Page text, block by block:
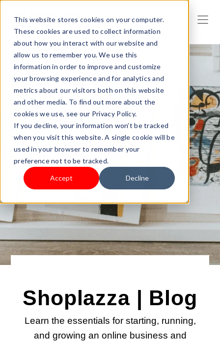
This website stores cookies on your computer.
These cookies are used to collect information
about how you interact with our website and
allow us to remember you. We use this
information in order to improve and customize
your browsing experience and for analytics and
metrics about our visitors both on this website
and other media. To find out more about the
cookies we use, see our Privacy Policy.
If you decline, your information won’t be tracked
when you visit this website. A single cookie will be
used in your browser to remember your
preference not to be tracked.
Accept Decline
Shoplazza | Blog
Learn the essentials for starting, running,
and growing an online business and